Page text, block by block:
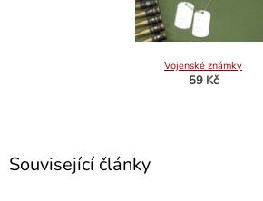
Vojenské známky
59 Kč
Související články